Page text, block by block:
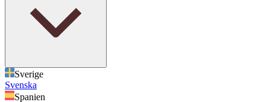
Sverige
Svenska
Spanien